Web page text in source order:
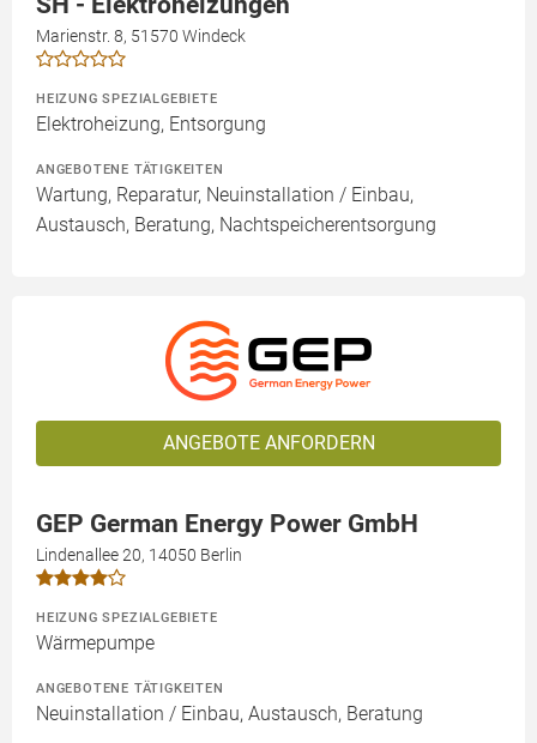
Marienstr. 8, 51570 Windeck
HEIZUNG SPEZIALGEBIETE
Elektroheizung, Entsorgung
ANGEBOTENE TÄTIGKEITEN
Wartung, Reparatur, Neuinstallation / Einbau,
Austausch, Beratung, Nachtspeicherentsorgung
ANGEBOTE ANFORDERN
GEP German Energy Power GmbH
Lindenallee 20, 14050 Berlin
HEIZUNG SPEZIALGEBIETE
Wärmepumpe
ANGEBOTENE TÄTIGKEITEN
Neuinstallation / Einbau, Austausch, Beratung